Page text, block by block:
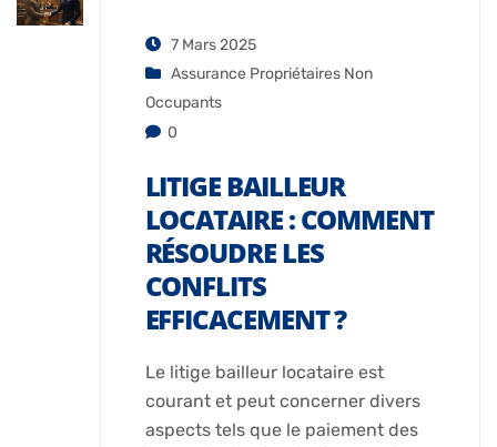
7 Mars 2025
Assurance Propriétaires Non
Occupants
0
LITIGE BAILLEUR
LOCATAIRE : COMMENT
RÉSOUDRE LES
CONFLITS
EFFICACEMENT ?
Le litige bailleur locataire est
courant et peut concerner divers
aspects tels que le paiement des